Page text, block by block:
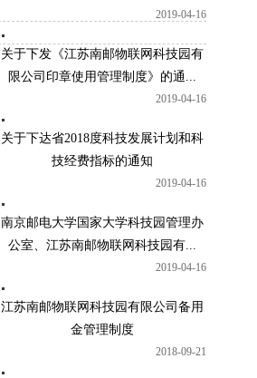
2019-04-16
关于下发《江苏南邮物联网科技园有
限公司印章使用管理制度》的通...
2019-04-16
关于下达省2018度科技发展计划和科
技经费指标的通知
2019-04-16
南京邮电大学国家大学科技园管理办
公室、江苏南邮物联网科技园有...
2019-04-16
江苏南邮物联网科技园有限公司备用
金管理制度
2018-09-21